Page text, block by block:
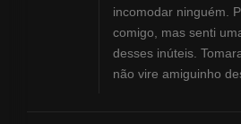
incomodar ninguém.
comigo, mas senti
desses inúteis.
não vire amiguinho